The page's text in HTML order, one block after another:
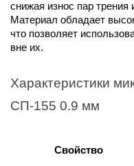
снижая износ пар
Материал обладает
что позволяет
вне их.
Характеристики
СП-155 0.9 мм
Свойство